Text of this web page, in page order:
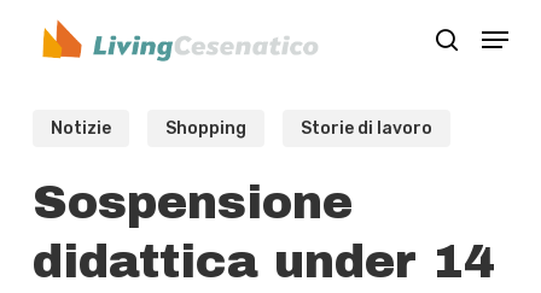
search
Menu
Notizie Shopping Storie di lavoro
Sospensione
didattica under 14